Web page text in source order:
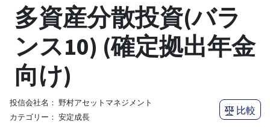
多資産分散投資(バラ
ンス10) (確定拠出年金
向け)
投信会社名： 野村アセットマネジメント
カテゴリー： 安定成長
比較